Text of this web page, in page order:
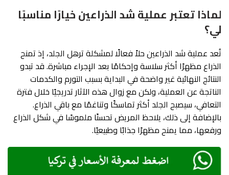
لماذا تعتبر عملية شد الذراعين خيارًا مناسبًا
لي؟
تُعد عملية شد الذراعين حلاً فعالًا لمشكلة ترهل الجلد، إذ تمنح
الذراع مظهرًا أكثر سلاسة وإحكامًا بعد الإجراء مباشرة. قد تبدو
النتائج النهائية غير واضحة في البداية بسبب التورم والكدمات
الناتجة عن العملية، ولكن مع زوال هذه الآثار تدريجيًا خلال فترة
التعافي، سيصبح الجلد أكثر تماسكًا وتناغمًا مع باقي الذراع.
بالإضافة إلى ذلك، يلاحظ المريض تحسنًا ملموسًا في شكل الذراع
ورفعها، مما يمنح مظهرًا جذابًا وطبيعيًا.